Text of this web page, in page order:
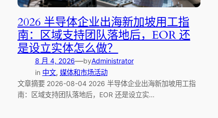
2026 半导体企业出海新加坡用工指
南：区域支持团队落地后，EOR 还
是设立实体怎么做？
8 月 4, 2026—byAdministrator
in 中文, 媒体和市场活动
文章摘要 2026-08-04 2026 半导体企业出海新加坡用工指
南：区域支持团队落地后，EOR 还是设立实…